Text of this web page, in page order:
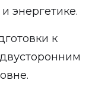
энергетике.
к